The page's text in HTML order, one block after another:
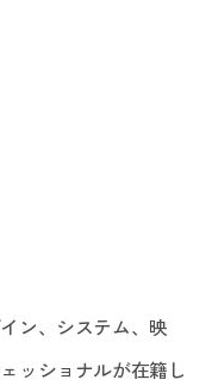
ン、システム、映
ッショナルが在籍し